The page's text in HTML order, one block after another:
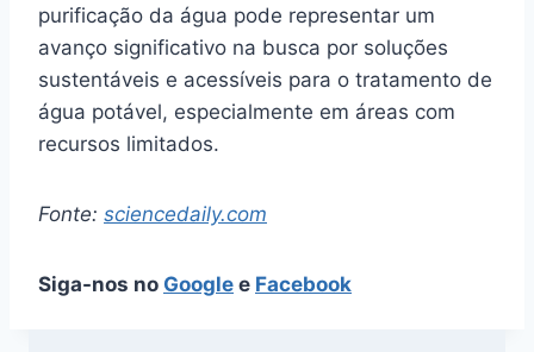
purificação da água pode representar um
avanço significativo na busca por soluções
sustentáveis e acessíveis para o tratamento de
água potável, especialmente em áreas com
recursos limitados.
Fonte: sciencedaily.com
Siga-nos no Google e Facebook